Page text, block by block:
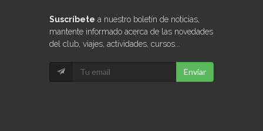
Suscríbete a nuestro boletín de noticias,
mantente informado acerca de las novedades
del club, viajes, actividades, cursos...
Enviar